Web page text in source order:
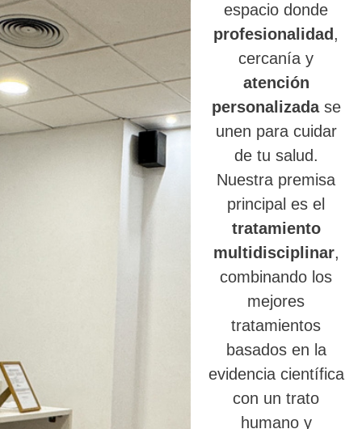
espacio donde
profesionalidad ,
cercanía y
atención
personalizadase
unen para cuidar
de tu salud.
Nuestra premisa
principal es el
tratamiento
multidisciplinar,
combinando los
mejores
tratamientos
basados en la
evidencia científica
con un trato
humano y